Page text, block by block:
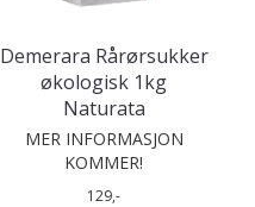
Demerara Rårørsukker
økologisk 1kg
Naturata
MER INFORMASJON
KOMMER!
129,-